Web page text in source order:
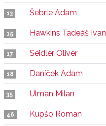
13 Šebrle Adam
15 Hawkins Tadeáš Ivan
17 Seidler Oliver
18 Daníček Adam
35 Ulman Milan
46 Kupšo Roman